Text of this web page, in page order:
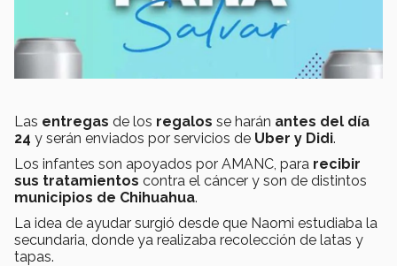
Las entregas de los regalos se harán antes del día
24 y serán enviados por servicios de Uber y Didi.
Los infantes son apoyados por AMANC, para recibir
sus tratamientos contra el cáncer y son de distintos
municipios de Chihuahua.
La idea de ayudar surgió desde que Naomi estudiaba la
secundaria, donde ya realizaba recolección de latas y
tapas.